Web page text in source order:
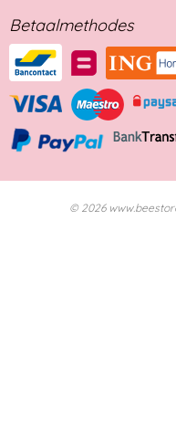
Betaalmethodes
© 2026